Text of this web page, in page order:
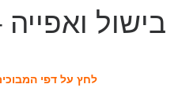
בישול
לחץ על דפי